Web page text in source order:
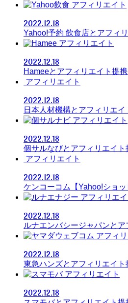
アフィリエイト
2022.12.18
Yahoo!予約 飲食店とアフィ
アフィリエイト
2022.12.18
Hameeとアフィリエイト提
アフィリエイト
2022.12.18
日本人材機構とアフィリエ
アフィリエイト
2022.12.18
個サルなびとアフィリエイト
アフィリエイト
2022.12.18
ケンコーコム【Yahoo!ショ
アフィリエイ
2022.12.18
ルナエンバシージャパンと
アフィ
2022.12.18
東急ハンズとアフィリエイト
アフィリエイト
2022.12.18